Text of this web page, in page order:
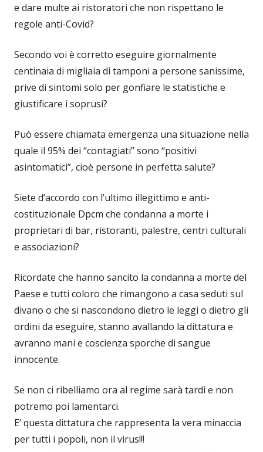
e dare multe ai ristoratori che non rispettano le
regole anti-Covid?
Secondo voi è corretto eseguire giornalmente
centinaia di migliaia di tamponi a persone sanissime,
prive di sintomi solo per gonfiare le statistiche e
giustificare i soprusi?
Può essere chiamata emergenza una situazione nella
quale il 95% dei “contagiati” sono “positivi
asintomatici”, cioè persone in perfetta salute?
Siete d’accordo con l’ultimo illegittimo e anti-
costituzionale Dpcm che condanna a morte i
proprietari di bar, ristoranti, palestre, centri culturali
e associazioni?
Ricordate che hanno sancito la condanna a morte del
Paese e tutti coloro che rimangono a casa seduti sul
divano o che si nascondono dietro le leggi o dietro gli
ordini da eseguire, stanno avallando la dittatura e
avranno mani e coscienza sporche di sangue
innocente.
Se non ci ribelliamo ora al regime sarà tardi e non
potremo poi lamentarci.
E’ questa dittatura che rappresenta la vera minaccia
per tutti i popoli, non il virus!!!